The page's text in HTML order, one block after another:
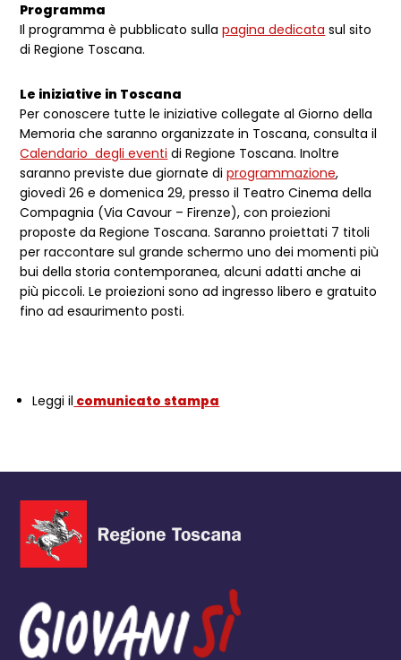
Programma
Il programma è pubblicato sullapagina dedicata sul sito
di Regione Toscana.
Le iniziative in Toscana
Per conoscere tutte le iniziative collegate al Giorno della
Memoria che saranno organizzate in Toscana, consulta il
Calendario degli eventi di Regione Toscana. Inoltre
saranno previste due giornate diprogrammazione,
giovedì 26 e domenica 29, presso il Teatro Cinema della
Compagnia (Via Cavour – Firenze), con proiezioni
proposte da Regione Toscana. Saranno proiettati 7 titoli
per raccontare sul grande schermo uno dei momenti più
bui della storia contemporanea, alcuni adatti anche ai
più piccoli. Le proiezioni sono ad ingresso libero e gratuito
fino ad esaurimento posti.
Leggi il comunicato stampa